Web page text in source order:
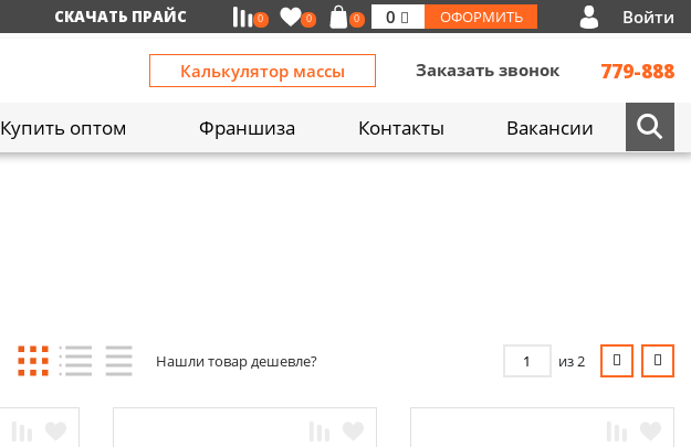
СКАЧАТЬ ПРАЙС 0 0 0 0 ОФОРМИТЬ Войти
Калькулятор массы Заказать звонок 779-888
Купить оптом Франшиза Контакты Вакансии
Нашли товар дешевле? из 2